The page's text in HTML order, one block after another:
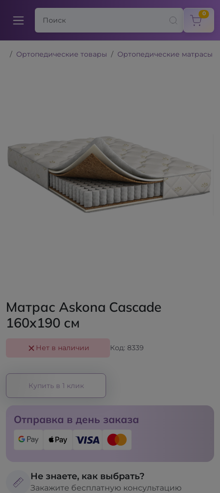
0
Ортопедические товары Ортопедические матрасы
Матрас Askona Cascade
160x190 см
Нет в наличии Код: 8339
Купить в 1 клик
Отправка в день заказа
Не знаете, как выбрать?
Закажите бесплатную консультацию